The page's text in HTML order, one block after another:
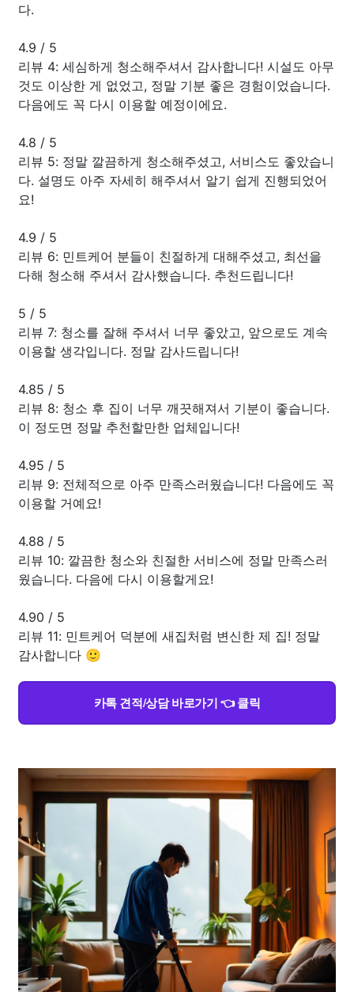
다.
4.9 / 5
리뷰 4: 세심하게 청소해주셔서 감사합니다! 시설도 아무
것도 이상한 게 없었고, 정말 기분 좋은 경험이었습니다.
다음에도 꼭 다시 이용할 예정이에요.
4.8 / 5
리뷰 5: 정말 깔끔하게 청소해주셨고, 서비스도 좋았습니
다. 설명도 아주 자세히 해주셔서 알기 쉽게 진행되었어
요!
4.9 / 5
리뷰 6: 민트케어 분들이 친절하게 대해주셨고, 최선을
다해 청소해 주셔서 감사했습니다. 추천드립니다!
5 / 5
리뷰 7: 청소를 잘해 주셔서 너무 좋았고, 앞으로도 계속
이용할 생각입니다. 정말 감사드립니다!
4.85 / 5
리뷰 8: 청소 후 집이 너무 깨끗해져서 기분이 좋습니다.
이 정도면 정말 추천할만한 업체입니다!
4.95 / 5
리뷰 9: 전체적으로 아주 만족스러웠습니다! 다음에도 꼭
이용할 거예요!
4.88 / 5
리뷰 10: 깔끔한 청소와 친절한 서비스에 정말 만족스러
웠습니다. 다음에 다시 이용할게요!
4.90 / 5
리뷰 11: 민트케어 덕분에 새집처럼 변신한 제 집! 정말
감사합니다 🙂
카톡 견적/상담 바로가기 👈 클릭